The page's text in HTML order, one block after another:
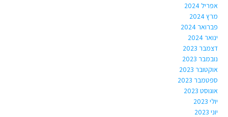
אפריל 2024
מרץ 2024
פברואר 2024
ינואר 2024
דצמבר 2023
נובמבר 2023
אוקטובר 2023
ספטמבר 2023
אוגוסט 2023
יולי 2023
יוני 2023